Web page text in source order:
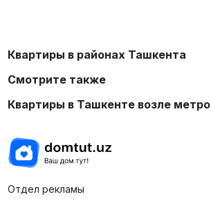
Квартиры в районах Ташкента
Смотрите также
Квартиры в Ташкенте возле метро
Отдел рекламы